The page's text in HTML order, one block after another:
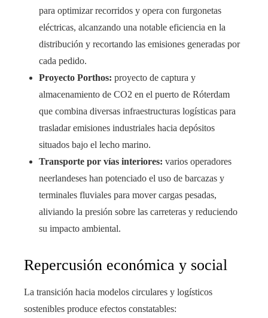
para optimizar recorridos y opera con furgonetas
eléctricas, alcanzando una notable eficiencia en la
distribución y recortando las emisiones generadas por
cada pedido.
Proyecto Porthos: proyecto de captura y
almacenamiento de CO2 en el puerto de Róterdam
que combina diversas infraestructuras logísticas para
trasladar emisiones industriales hacia depósitos
situados bajo el lecho marino.
Transporte por vías interiores: varios operadores
neerlandeses han potenciado el uso de barcazas y
terminales fluviales para mover cargas pesadas,
aliviando la presión sobre las carreteras y reduciendo
su impacto ambiental.
Repercusión económica y social
La transición hacia modelos circulares y logísticos
sostenibles produce efectos constatables: